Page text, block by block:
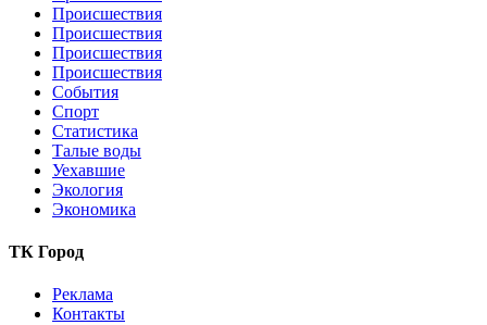
Происшествия
Происшествия
Происшествия
Происшествия
События
Спорт
Статистика
Талые воды
Уехавшие
Экология
Экономика
ТК Город
Реклама
Контакты